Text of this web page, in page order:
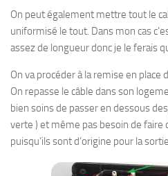
On peut également mettre tout le
uniformisé le tout. Dans mon cas
assez de longueur donc je le ferais
On va procéder à la remise en
On repasse le câble dans son
bien soins de passer en dessous
verte ) et même pas besoin de
puisqu’ils sont d’origine pour la